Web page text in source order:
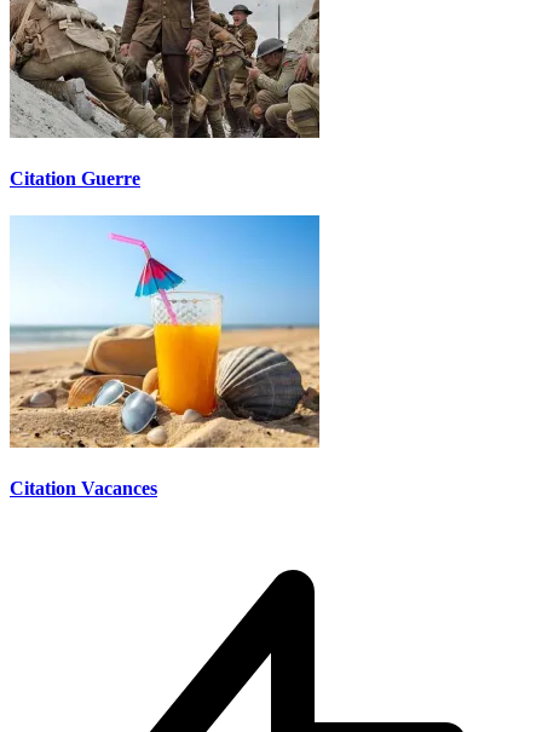
Citation Guerre
Citation Vacances